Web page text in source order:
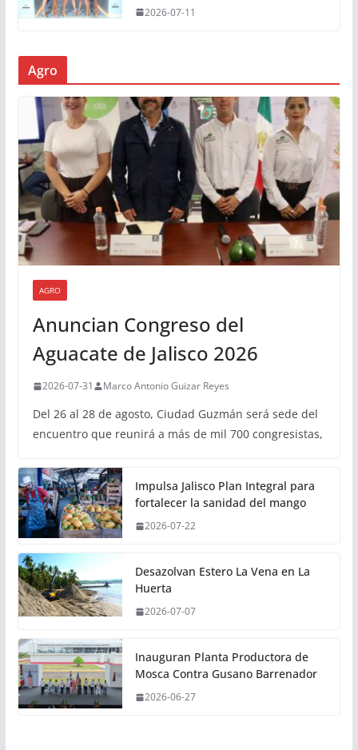
2026-07-11
Agro
AGRO
Anuncian Congreso del
Aguacate de Jalisco 2026
2026-07-31 Marco Antonio Guizar Reyes
Del 26 al 28 de agosto, Ciudad Guzmán será sede del
encuentro que reunirá a más de mil 700 congresistas,
Impulsa Jalisco Plan Integral para
fortalecer la sanidad del mango
2026-07-22
Desazolvan Estero La Vena en La
Huerta
2026-07-07
Inauguran Planta Productora de
Mosca Contra Gusano Barrenador
2026-06-27